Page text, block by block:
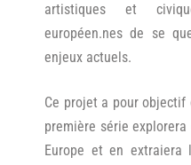
artistiques et
européen.nes de se
enjeux actuels.
Ce projet a pour objectif
première série
Europe et en extraiera